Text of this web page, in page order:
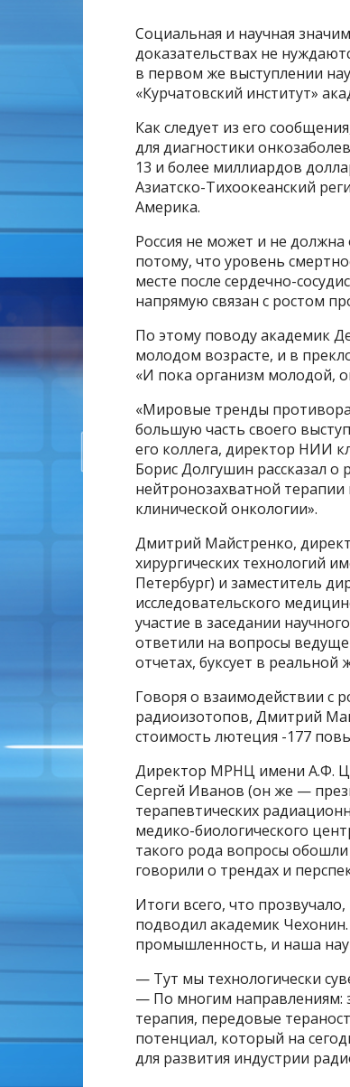
Социальная и научная
доказательствах не
в первом же выступлении
«Курчатовский институт»
Как следует из его
для диагностики
13 и более миллиардов
Азиатско-Тихоокеанский
Америка.
Россия не может и не
потому, что уровень
месте после сердечно-
напрямую связан с ростом
По этому поводу академик
молодом возрасте, и в
«И пока организм молодой,
«Мировые тренды
большую часть своего
его коллега, директор НИИ
Борис Долгушин рассказал
нейтронозахватной
клинической онкологии».
Дмитрий Майстренко,
хирургических технологий
Петербург) и заместитель
исследовательского
участие в заседании
ответили на вопросы
отчетах, буксует в реальной
Говоря о взаимодействии с
радиоизотопов, Дмитрий
стоимость лютеция -177
Директор МРНЦ имени А.Ф.
Сергей Иванов (он же —
терапевтических
медико-биологического
такого рода вопросы
говорили о трендах и
Итоги всего, что
подводил академик
промышленность, и наша
— Тут мы технологически
— По многим направлениям:
терапия, передовые
потенциал, который на
для развития индустрии